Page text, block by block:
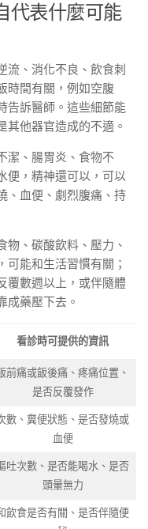
代表什麼可能
流、消化不良、飲食刺
時間有關，例如空腹
告訴醫師。這些細節能
其他器官造成的不適。
潔、腸胃炎、食物不
便，精神還可以，可以
、血便、劇烈腹痛、持
物、碳酸飲料、壓力、
可能和生活習慣有關；
覆數週以上，或伴隨體
成藥壓下去。
看診時可提供的資訊
前痛或飯後痛、疼痛位置、
是否反覆發作
數、糞便狀態、是否發燒或
血便
吐次數、是否能喝水、是否
頭暈無力
飲食是否有關、是否伴隨便